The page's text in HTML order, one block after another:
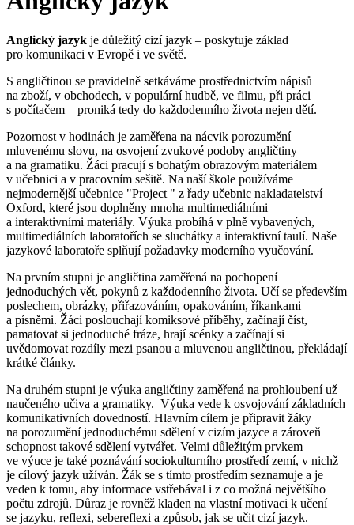
Anglický jazyk je důležitý cizí jazyk – poskytuje základ
pro komunikaci v Evropě i ve světě.
S angličtinou se pravidelně setkáváme prostřednictvím nápisů
na zboží, v obchodech, v populární hudbě, ve filmu, při práci
s počítačem – proniká tedy do každodenního života nejen dětí.
Pozornost v hodinách je zaměřena na nácvik porozumění
mluvenému slovu, na osvojení zvukové podoby angličtiny
a na gramatiku. Žáci pracují s bohatým obrazovým materiálem
v učebnici a v pracovním sešitě. Na naší škole používáme
nejmodernější učebnice "Project " z řady učebnic nakladatelství
Oxford, které jsou doplněny mnoha multimediálními
a interaktivními materiály. Výuka probíhá v plně vybavených,
multimediálních laboratořích se sluchátky a interaktivní taulí. Naše
jazykové laboratoře splňují požadavky moderního vyučování.
Na prvním stupni je angličtina zaměřená na pochopení
jednoduchých vět, pokynů z každodenního života. Učí se především
poslechem, obrázky, přiřazováním, opakováním, říkankami
a písněmi. Žáci poslouchají komiksové příběhy, začínají číst,
pamatovat si jednoduché fráze, hrají scénky a začínají si
uvědomovat rozdíly mezi psanou a mluvenou angličtinou, překládají
krátké články.
Na druhém stupni je výuka angličtiny zaměřená na prohloubení už
naučeného učiva a gramatiky. Výuka vede k osvojování základních
komunikativních dovedností. Hlavním cílem je připravit žáky
na porozumění jednoduchému sdělení v cizím jazyce a zároveň
schopnost takové sdělení vytvářet. Velmi důležitým prvkem
ve výuce je také poznávání sociokulturního prostředí zemí, v nichž
je cílový jazyk užíván. Žák se s tímto prostředím seznamuje a je
veden k tomu, aby informace vstřebával i z co možná největšího
počtu zdrojů. Důraz je rovněž kladen na vlastní motivaci k učení
se jazyku, reflexi, sebereflexi a způsob, jak se učit cizí jazyk.